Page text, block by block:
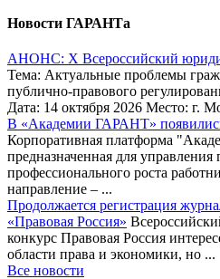
Новости ГАРАНТа
АНОНС: Х Всероссийский
Тема: Актуальные проблемы
публично-правового
Дата: 14 октября 2026 Место: г.
В «Академии ГАРАНТ»
Корпоративная платформа
предназначенная для управления
профессионального роста
направление – ...
Продолжается регистрация
«Правовая Россия»
конкурс Правовая Россия
области права и экономики, но ...
Все новости